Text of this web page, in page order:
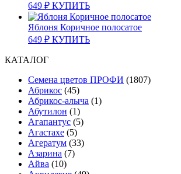
649 ₽ КУПИТЬ
Яблоня Коричное полосатое
649 ₽ КУПИТЬ
КАТАЛОГ
Cемена цветов ПРОФИ (1807)
Абрикос (45)
Абрикос-алыча (1)
Абутилон (1)
Агапантус (5)
Агастахе (5)
Агератум (33)
Азарина (7)
Айва (10)